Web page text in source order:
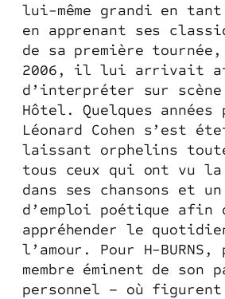
lui-même grandi en
en apprenant ses
de sa première tournée,
2006, il lui arrivait
d’interpréter sur scène
Hôtel. Quelques
Léonard Cohen s’est
laissant orphelins
tous ceux qui ont vu la
dans ses chansons et un
d’emploi poétique afin
appréhender le
l’amour. Pour H-BURNS,
membre éminent de son
personnel – où figurent